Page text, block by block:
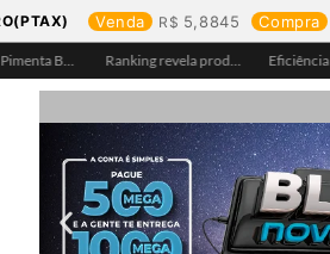
Venda 5,8845 Compra
Águas de Pimenta Bueno amplia rede de abastecimento e leva água tratada para moradores da região do aeroporto Ranking revela produtos mais comprados em cada estado e aponta drone como destaque em Rondônia